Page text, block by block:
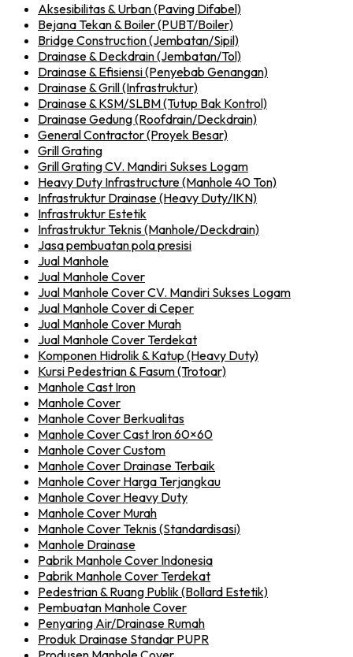
Aksesibilitas & Urban (Paving Difabel)
Bejana Tekan & Boiler (PUBT/Boiler)
Bridge Construction (Jembatan/Sipil)
Drainase & Deckdrain (Jembatan/Tol)
Drainase & Efisiensi (Penyebab Genangan)
Drainase & Grill (Infrastruktur)
Drainase & KSM/SLBM (Tutup Bak Kontrol)
Drainase Gedung (Roofdrain/Deckdrain)
General Contractor (Proyek Besar)
Grill Grating
Grill Grating CV. Mandiri Sukses Logam
Heavy Duty Infrastructure (Manhole 40 Ton)
Infrastruktur Drainase (Heavy Duty/IKN)
Infrastruktur Estetik
Infrastruktur Teknis (Manhole/Deckdrain)
Jasa pembuatan pola presisi
Jual Manhole
Jual Manhole Cover
Jual Manhole Cover CV. Mandiri Sukses Logam
Jual Manhole Cover di Ceper
Jual Manhole Cover Murah
Jual Manhole Cover Terdekat
Komponen Hidrolik & Katup (Heavy Duty)
Kursi Pedestrian & Fasum (Trotoar)
Manhole Cast Iron
Manhole Cover
Manhole Cover Berkualitas
Manhole Cover Cast Iron 60×60
Manhole Cover Custom
Manhole Cover Drainase Terbaik
Manhole Cover Harga Terjangkau
Manhole Cover Heavy Duty
Manhole Cover Murah
Manhole Cover Teknis (Standardisasi)
Manhole Drainase
Pabrik Manhole Cover Indonesia
Pabrik Manhole Cover Terdekat
Pedestrian & Ruang Publik (Bollard Estetik)
Pembuatan Manhole Cover
Penyaring Air/Drainase Rumah
Produk Drainase Standar PUPR